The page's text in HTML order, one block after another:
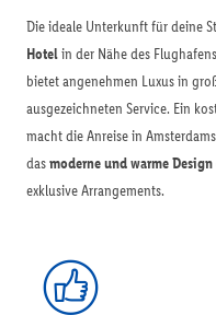
Die ideale Unterkunft für deine
Hotelin der Nähe des
bietet angenehmen Luxus in
ausgezeichneten Service. Ein
macht die Anreise in
dasmoderne und warme Design
exklusive Arrangements.